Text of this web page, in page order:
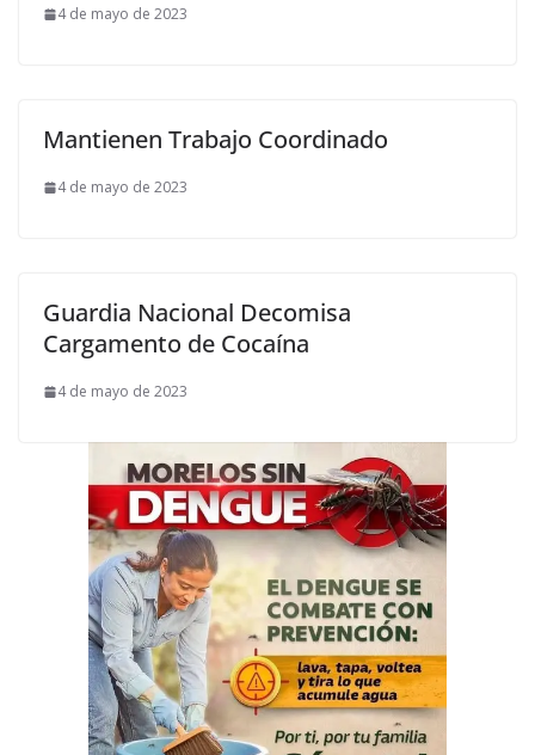
4 de mayo de 2023
Mantienen Trabajo Coordinado
4 de mayo de 2023
Guardia Nacional Decomisa
Cargamento de Cocaína
4 de mayo de 2023